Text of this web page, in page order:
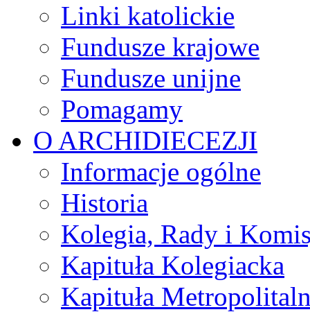
Linki katolickie
Fundusze krajowe
Fundusze unijne
Pomagamy
O ARCHIDIECEZJI
Informacje ogólne
Historia
Kolegia, Rady i
Kapituła Kolegiacka
Kapituła